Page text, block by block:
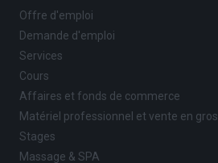
Offre d'emploi
Demande d'emploi
Services
Cours
Affaires et fonds de commerce
Matériel professionnel et vente en gros
Stages
Massage & SPA